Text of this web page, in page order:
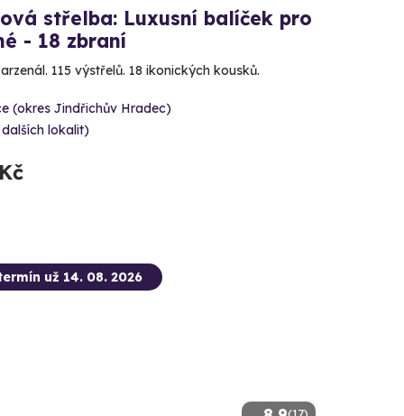
střelba: Luxusní balíček pro
- 18 zbraní
115 výstřelů. 18 ikonických kousků.
(okres Jindřichův Hradec)
lokalit)
už 14. 08. 2026